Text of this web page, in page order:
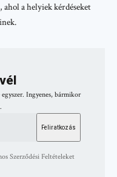
a helyiek kérdéseket
Ingyenes, bármikor
Szerződési Feltételeket